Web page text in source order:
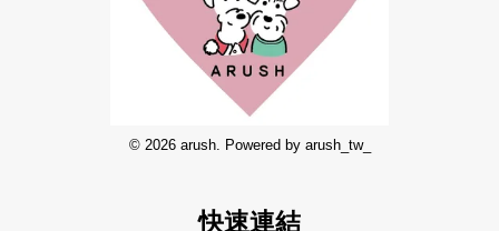
© 2026 arush. Powered by arush_tw_
快速連結